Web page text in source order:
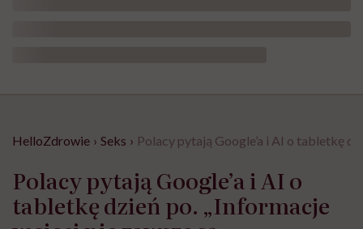
HelloZdrowie › Seks › Polacy pytają Google’a i AI o tabletkę
Polacy pytają Google’a i AI o
tabletkę dzień po. „Informacje